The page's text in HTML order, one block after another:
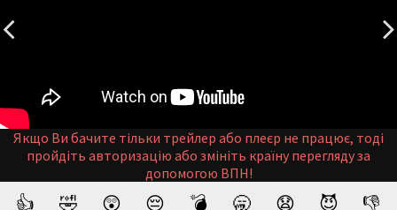
Якщо Ви бачите тільки трейлер або плеєр не працює, тоді
пройдіть авторизацію або змініть країну перегляду за
допомогою ВПН!
👍 🤣 😲 😔 💣 🥱 😧 😈 👎